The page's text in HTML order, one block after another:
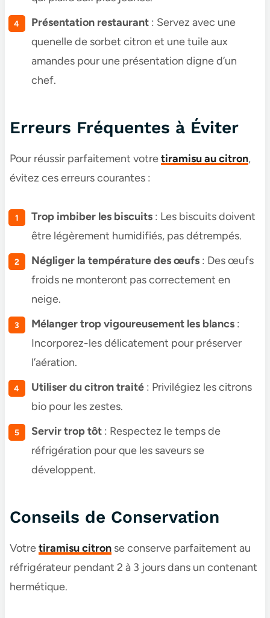
Présentation restaurant: Servez avec une
quenelle de sorbet citron et une tuile aux
amandes pour une présentation digne d’un
chef.
Erreurs Fréquentes à Éviter
Pour réussir parfaitement votretiramisu au citron,
évitez ces erreurs courantes :
Trop imbiber les biscuits: Les biscuits doivent
être légèrement humidifiés, pas détrempés.
Négliger la température des œufs: Des œufs
froids ne monteront pas correctement en
neige.
Mélanger trop vigoureusement les blancs:
Incorporez-les délicatement pour préserver
l’aération.
Utiliser du citron traité: Privilégiez les citrons
bio pour les zestes.
Servir trop tôt: Respectez le temps de
réfrigération pour que les saveurs se
développent.
Conseils de Conservation
Votretiramisu citronse conserve parfaitement au
réfrigérateur pendant 2 à 3 jours dans un contenant
hermétique.